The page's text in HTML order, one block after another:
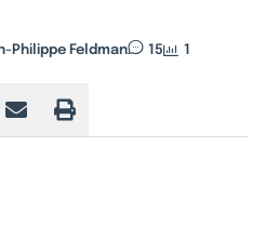
Philippe Feldman 15
1